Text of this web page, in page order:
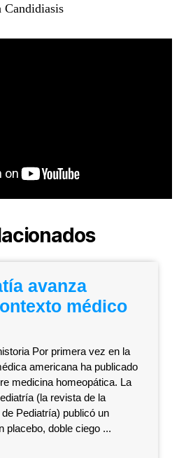
Candidiasis
avanza
médico
Por primera vez en la
americana ha publicado
medicina homeopática. La
(la revista de la
Pediatría) publicó un
placebo, doble ciego ...